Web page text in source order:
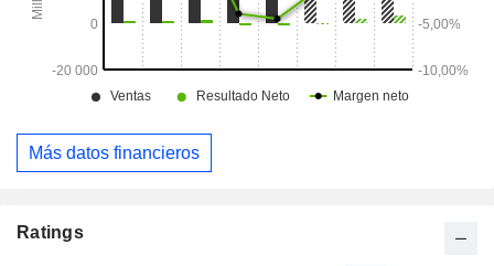
Más datos financieros
Ratings